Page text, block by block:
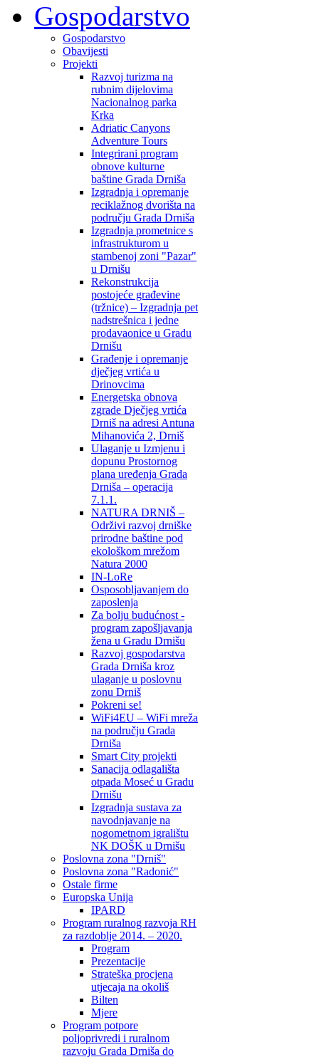
Gospodarstvo
Gospodarstvo
Obavijesti
Projekti
Razvoj turizma na
rubnim dijelovima
Nacionalnog parka
Krka
Adriatic Canyons
Adventure Tours
Integrirani program
obnove kulturne
baštine Grada Drniša
Izgradnja i opremanje
reciklažnog dvorišta na
području Grada Drniša
Izgradnja prometnice s
infrastrukturom u
stambenoj zoni "Pazar"
u Drnišu
Rekonstrukcija
postojeće građevine
(tržnice) – Izgradnja pet
nadstrešnica i jedne
prodavaonice u Gradu
Drnišu
Građenje i opremanje
dječjeg vrtića u
Drinovcima
Energetska obnova
zgrade Dječjeg vrtića
Drniš na adresi Antuna
Mihanovića 2, Drniš
Ulaganje u Izmjenu i
dopunu Prostornog
plana uređenja Grada
Drniša – operacija
7.1.1.
NATURA DRNIŠ –
Održivi razvoj drniške
prirodne baštine pod
ekološkom mrežom
Natura 2000
IN-LoRe
Osposobljavanjem do
zaposlenja
Za bolju budućnost -
program zapošljavanja
žena u Gradu Drnišu
Razvoj gospodarstva
Grada Drniša kroz
ulaganje u poslovnu
zonu Drniš
Pokreni se!
WiFi4EU – WiFi mreža
na području Grada
Drniša
Smart City projekti
Sanacija odlagališta
otpada Moseć u Gradu
Drnišu
Izgradnja sustava za
navodnjavanje na
nogometnom igralištu
NK DOŠK u Drnišu
Poslovna zona "Drniš"
Poslovna zona "Radonić"
Ostale firme
Europska Unija
IPARD
Program ruralnog razvoja RH
za razdoblje 2014. – 2020.
Program
Prezentacije
Strateška procjena
utjecaja na okoliš
Bilten
Mjere
Program potpore
poljoprivredi i ruralnom
razvoju Grada Drniša do